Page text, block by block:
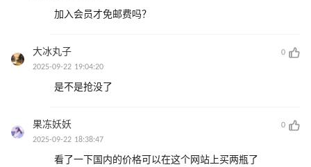
加入会员才免邮费吗？
大冰丸子
0
2025-09-22 19:04:20
是不是抢没了
果冻妖妖
0
2025-09-22 18:38:47
看了一下国内的价格可以在这个网站上买两瓶了